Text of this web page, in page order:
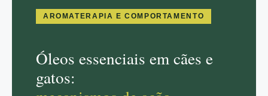
AROMATERAPIA E COMPORTAMENTO
Óleos essenciais em cães e
gatos: